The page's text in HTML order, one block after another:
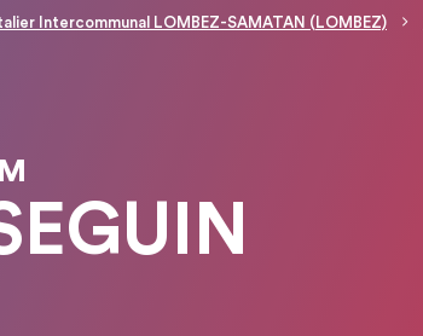
Intercommunal LOMBEZ-SAMATAN (LOMBEZ)